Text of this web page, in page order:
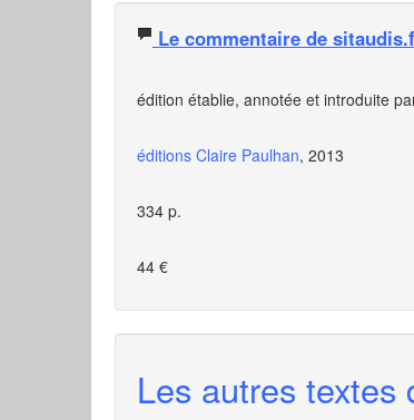
Le commentaire de
édition établie, annotée et introduite
éditions Claire Paulhan, 2013
334 p.
44 €
Les autres textes